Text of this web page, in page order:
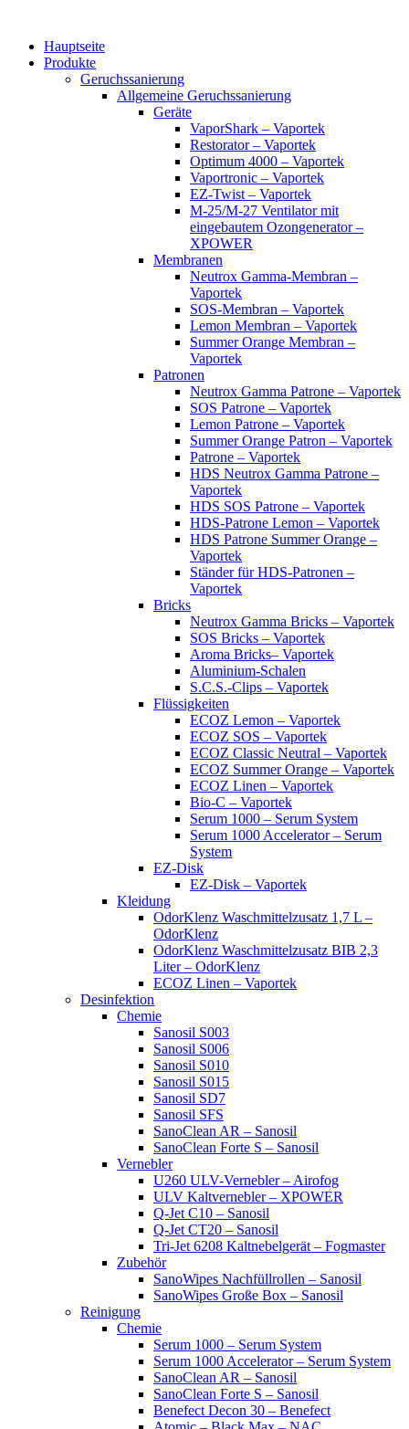
wechselnHauptseite
Produkte
Geruchssanierung
Allgemeine Geruchssanierung
Geräte
VaporShark – Vaportek
Restorator – Vaportek
Optimum 4000 – Vaportek
Vaportronic – Vaportek
EZ-Twist – Vaportek
M-25/M-27 Ventilator mit
eingebautem Ozongenerator –
XPOWER
Membranen
Neutrox Gamma-Membran –
Vaportek
SOS-Membran – Vaportek
Lemon Membran – Vaportek
Summer Orange Membran –
Vaportek
Patronen
Neutrox Gamma Patrone – Vaportek
SOS Patrone – Vaportek
Lemon Patrone – Vaportek
Summer Orange Patron – Vaportek
Patrone – Vaportek
HDS Neutrox Gamma Patrone –
Vaportek
HDS SOS Patrone – Vaportek
HDS-Patrone Lemon – Vaportek
HDS Patrone Summer Orange –
Vaportek
Ständer für HDS-Patronen –
Vaportek
Bricks
Neutrox Gamma Bricks – Vaportek
SOS Bricks – Vaportek
Aroma Bricks– Vaportek
Aluminium-Schalen
S.C.S.-Clips – Vaportek
Flüssigkeiten
ECOZ Lemon – Vaportek
ECOZ SOS – Vaportek
ECOZ Classic Neutral – Vaportek
ECOZ Summer Orange – Vaportek
ECOZ Linen – Vaportek
Bio-C – Vaportek
Serum 1000 – Serum System
Serum 1000 Accelerator – Serum
System
EZ-Disk
EZ-Disk – Vaportek
Kleidung
OdorKlenz Waschmittelzusatz 1,7 L –
OdorKlenz
OdorKlenz Waschmittelzusatz BIB 2,3
Liter – OdorKlenz
ECOZ Linen – Vaportek
Desinfektion
Chemie
Sanosil S003
Sanosil S006
Sanosil S010
Sanosil S015
Sanosil SD7
Sanosil SFS
SanoClean AR – Sanosil
SanoClean Forte S – Sanosil
Vernebler
U260 ULV-Vernebler – Airofog
ULV Kaltvernebler – XPOWER
Q-Jet C10 – Sanosil
Q-Jet CT20 – Sanosil
Tri-Jet 6208 Kaltnebelgerät – Fogmaster
Zubehör
SanoWipes Nachfüllrollen – Sanosil
SanoWipes Große Box – Sanosil
Reinigung
Chemie
Serum 1000 – Serum System
Serum 1000 Accelerator – Serum System
SanoClean AR – Sanosil
SanoClean Forte S – Sanosil
Benefect Decon 30 – Benefect